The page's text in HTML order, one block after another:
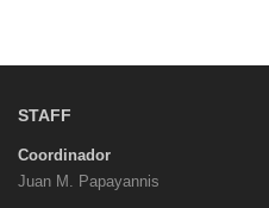
STAFF
Coordinador
Juan M. Papayannis